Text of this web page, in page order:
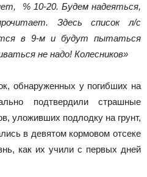
% 10-20. Будем надеяться,
Здесь список л/с
в 9-м и будут пытаться
не надо! Колесников»
обнаруженных у погибших на
подтвердили страшные
уложивших подлодку на грунт,
в девятом кормовом отсеке
как их учили с первых дней